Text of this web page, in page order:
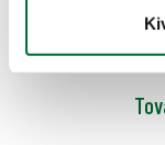
Nagy
partnereink